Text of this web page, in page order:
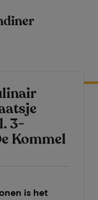
3-
Kommel
is het